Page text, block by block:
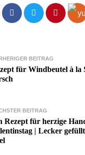
BEITRAG
für Windbeutel à la
BEITRAG
Rezept für herzige
| Lecker